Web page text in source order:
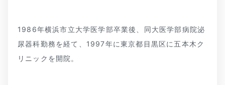
1986年横浜市立大学医学部卒業後、同大医学部病院泌
尿器科勤務を経て、1997年に東京都目黒区に五本木ク
リニックを開院。